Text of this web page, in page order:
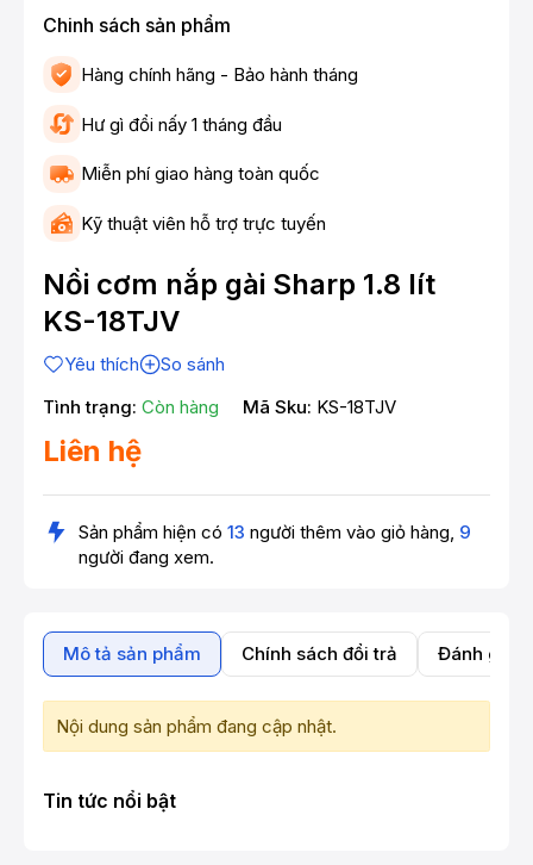
Chinh sách sản phẩm
Hàng chính hãng - Bảo hành tháng
Hư gì đổi nấy 1 tháng đầu
Miễn phí giao hàng toàn quốc
Kỹ thuật viên hỗ trợ trực tuyến
Nồi cơm nắp gài Sharp 1.8 lít
KS-18TJV
Yêu thích
So sánh
Tình trạng: Còn hàng Mã Sku: KS-18TJV
Liên hệ
Sản phẩm hiện có 13 người thêm vào giỏ hàng, 9
người đang xem.
Mô tả sản phẩm Chính sách đổi trả Đánh giá
Nội dung sản phẩm đang cập nhật.
Tin tức nổi bật